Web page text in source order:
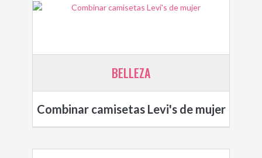
BELLEZA
Combinar camisetas Levi's de mujer